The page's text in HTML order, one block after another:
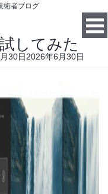
術者ブログ
してみた
30日2026年6月30日